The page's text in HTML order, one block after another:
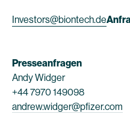
Investors@biontech.de
Presseanfragen
Andy Widger
+44 7970 149098
andrew.widger@pfizer.com